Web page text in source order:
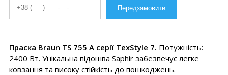
Праска Braun TS 755 A серії TexStyle 7. Потужність:
2400 Вт. Унікальна підошва Saphir забезпечує легке
ковзання та високу стійкість до пошкоджень.